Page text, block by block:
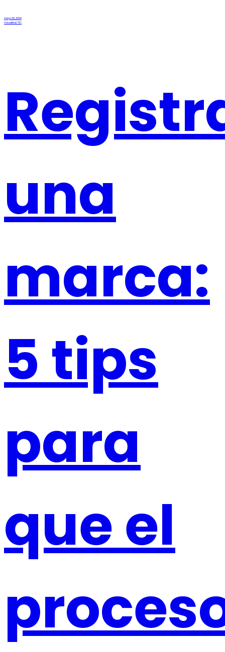
mayo 20, 2020
Actualidad TIC
una
marca:
5 tips
para
que el